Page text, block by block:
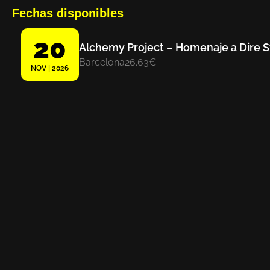
Fechas disponibles
20
NOV | 2026
Alchemy Project – Homenaje a Dire
Barcelona26.63€